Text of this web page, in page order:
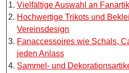
Vielfältige Auswahl an
Hochwertige Trikots und
Vereinsdesign
Fanaccessoires wie Schals,
jeden Anlass
Sammel- und